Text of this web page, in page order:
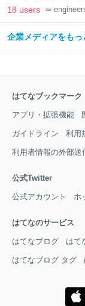
Engineers' Blog
18 users
企業メディアをもっ
はてなブックマーク
アプリ・拡張機能
ガイドライン 利用
利用者情報の外部送
公式Twitter
公式アカウント ホ
はてなのサービス
はてなブログ はて
はてなブログ タグ